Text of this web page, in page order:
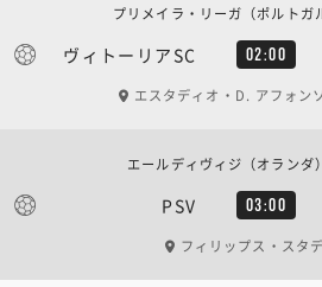
ヴィトーリアSC 02:00
プリメイラ・リーガ（ポル
エスタディオ・D. アフォン
PSV 03:00
エールディヴィジ（オラ
フィリップス・スタ